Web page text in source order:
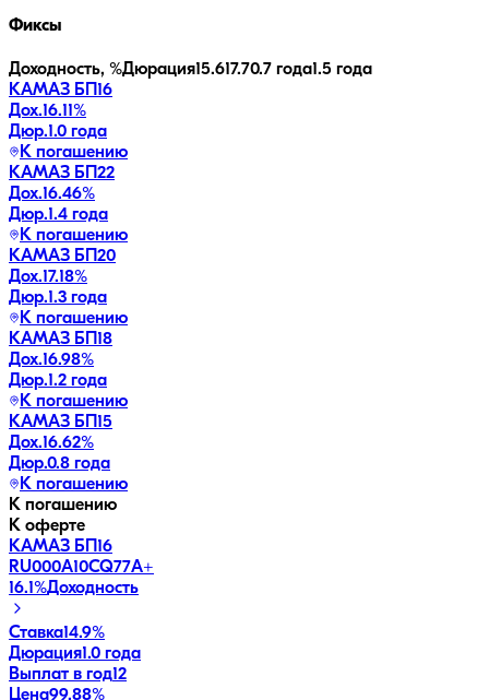
Фиксы
Доходность, %Дюрация15.617.70.7 года1.5 года
КАМАЗ БП16
Дох.16.11%
Дюр.1.0 года
К погашению
КАМАЗ БП22
Дох.16.46%
Дюр.1.4 года
К погашению
КАМАЗ БП20
Дох.17.18%
Дюр.1.3 года
К погашению
КАМАЗ БП18
Дох.16.98%
Дюр.1.2 года
К погашению
КАМАЗ БП15
Дох.16.62%
Дюр.0.8 года
К погашению
К погашению
К оферте
КАМАЗ БП16
RU000A10CQ77A+
16.1%Доходность
Ставка14.9%
Дюрация1.0 года
Выплат в год12
Цена99.88%